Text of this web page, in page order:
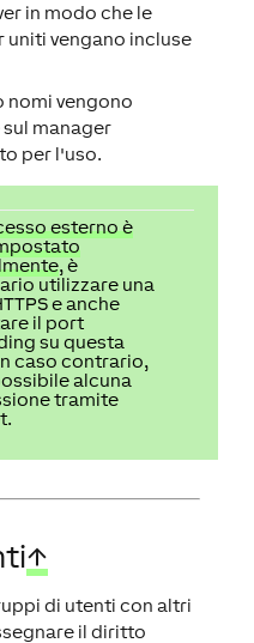
in modo che le
uniti vengano incluse
nomi vengono
manager
per l'uso.
esterno è
, è
utilizzare una
e anche
il port
su questa
caso contrario,
alcuna
tramite
↑
di utenti con altri
il diritto